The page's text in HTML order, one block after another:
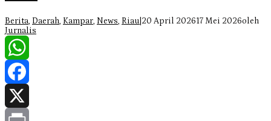
Berita, Daerah, Kampar, News, Riau 20 April 202617 Mei 2026oleh
Jurnalis
WhatsApp
Facebook